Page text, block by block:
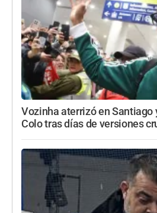
Vozinha aterrizó en Santiago
Colo tras días de versiones